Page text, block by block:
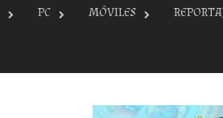
PC MÓVILES